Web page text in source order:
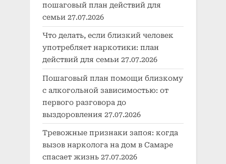
пошаговый план действий для
семьи 27.07.2026
Что делать, если близкий человек
употребляет наркотики: план
действий для семьи 27.07.2026
Пошаговый план помощи близкому
с алкогольной зависимостью: от
первого разговора до
выздоровления 27.07.2026
Тревожные признаки запоя: когда
вызов нарколога на дом в Самаре
спасает жизнь 27.07.2026